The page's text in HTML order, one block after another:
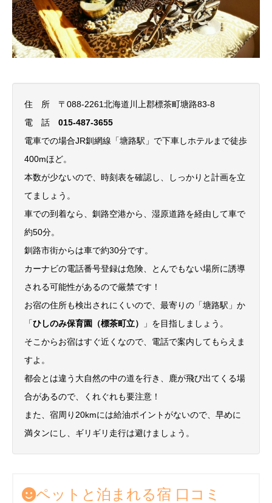
住 所 〒088-2261北海道川上郡標茶町塘路83-8
電 話 015-487-3655
電車での場合JR釧網線「塘路駅」で下車しホテルまで徒歩
400mほど。
本数が少ないので、時刻表を確認し、しっかりと計画を立
てましょう。
車での到着なら、釧路空港から、湿原道路を経由して車で
約50分。
釧路市街からは車で約30分です。
カーナビの電話番号登録は危険、とんでもない場所に誘導
される可能性があるので厳禁です！
お宿の住所も検出されにくいので、最寄りの「塘路駅」か
「ひしのみ保育園（標茶町立）
」を目指しましょう。
そこからお宿はすぐ近くなので、電話で案内してもらえま
すよ。
都会とは違う大自然の中の道を行き、鹿が飛び出てくる場
合があるので、くれぐれも要注意！
また、宿周り20kmには給油ポイントがないので、早めに
満タンにし、ギリギリ走行は避けましょう。
ペットと泊まれる宿 口コミ